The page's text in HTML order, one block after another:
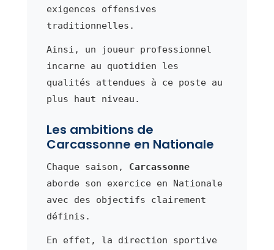
exigences offensives
traditionnelles.
Ainsi, un joueur professionnel
incarne au quotidien les
qualités attendues à ce poste au
plus haut niveau.
Les ambitions de
Carcassonne en Nationale
Chaque saison, Carcassonne
aborde son exercice en Nationale
avec des objectifs clairement
définis.
En effet, la direction sportive